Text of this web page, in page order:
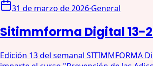
31 de marzo de 2026·General
Sitimmforma Digital 13-
Edición 13 del semanal SITIMMFORMA